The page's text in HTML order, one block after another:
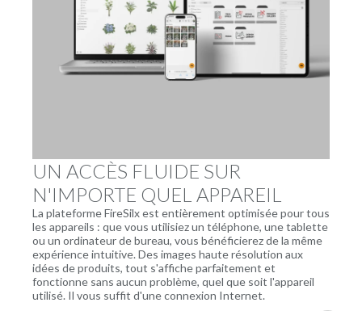
UN ACCÈS FLUIDE SUR
N'IMPORTE QUEL APPAREIL
La plateforme FireSilx est entièrement optimisée pour tous
les appareils : que vous utilisiez un téléphone, une tablette
ou un ordinateur de bureau, vous bénéficierez de la même
expérience intuitive. Des images haute résolution aux
idées de produits, tout s'affiche parfaitement et
fonctionne sans aucun problème, quel que soit l'appareil
utilisé. Il vous suffit d'une connexion Internet.